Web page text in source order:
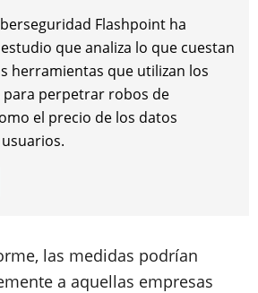
Flashpoint ha
que analiza lo que cuestan
herramientas que utilizan los
perpetrar robos de
el precio de los datos
las medidas podrían
a aquellas empresas